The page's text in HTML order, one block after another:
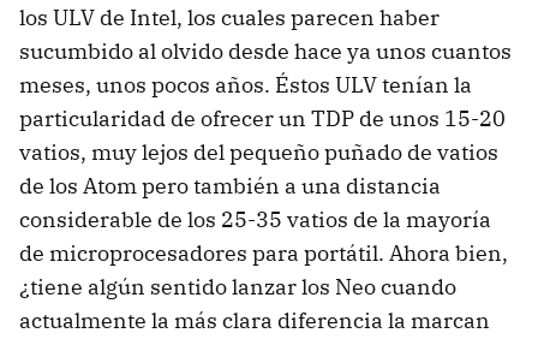
los ULV de Intel, los cuales parecen haber
sucumbido al olvido desde hace ya unos cuantos
meses, unos pocos años. Éstos ULVtenían la
particularidad de ofrecer un TDP de unos 15-20
vatios, muy lejos del pequeño puñado de vatios
de los Atom pero también a una distancia
considerable de los 25-35 vatios de la mayoría
de microprocesadores para portátil. Ahora bien,
¿tiene algún sentido lanzar los Neo cuando
actualmente la más clara diferencia la marcan